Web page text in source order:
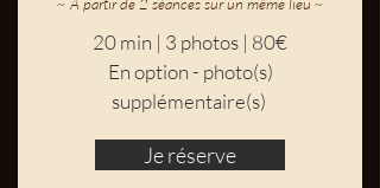
20 min | 3 photos | 80€
En option - photo(s)
supplémentaire(s)
Je réserve